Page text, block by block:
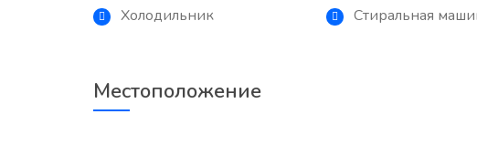
Холодильник
Стиральная
Местоположение